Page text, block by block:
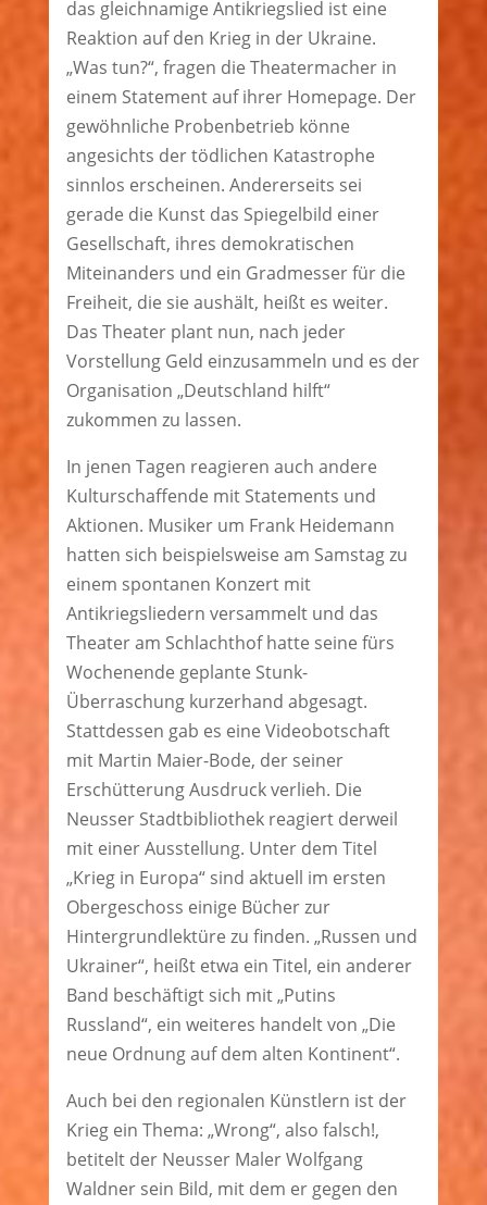
das gleichnamige Antikriegslied ist eine
Reaktion auf den Krieg in der Ukraine.
„Was tun?“, fragen die Theatermacher in
einem Statement auf ihrer Homepage. Der
gewöhnliche Probenbetrieb könne
angesichts der tödlichen Katastrophe
sinnlos erscheinen. Andererseits sei
gerade die Kunst das Spiegelbild einer
Gesellschaft, ihres demokratischen
Miteinanders und ein Gradmesser für die
Freiheit, die sie aushält, heißt es weiter.
Das Theater plant nun, nach jeder
Vorstellung Geld einzusammeln und es der
Organisation „Deutschland hilft“
zukommen zu lassen.
In jenen Tagen reagieren auch andere
Kulturschaffende mit Statements und
Aktionen. Musiker um Frank Heidemann
hatten sich beispielsweise am Samstag zu
einem spontanen Konzert mit
Antikriegsliedern versammelt und das
Theater am Schlachthof hatte seine fürs
Wochenende geplante Stunk-
Überraschung kurzerhand abgesagt.
Stattdessen gab es eine Videobotschaft
mit Martin Maier-Bode, der seiner
Erschütterung Ausdruck verlieh. Die
Neusser Stadtbibliothek reagiert derweil
mit einer Ausstellung. Unter dem Titel
„Krieg in Europa“ sind aktuell im ersten
Obergeschoss einige Bücher zur
Hintergrundlektüre zu finden. „Russen und
Ukrainer“, heißt etwa ein Titel, ein anderer
Band beschäftigt sich mit „Putins
Russland“, ein weiteres handelt von „Die
neue Ordnung auf dem alten Kontinent“.
Auch bei den regionalen Künstlern ist der
Krieg ein Thema: „Wrong“, also falsch!,
betitelt der Neusser Maler Wolfgang
Waldner sein Bild, mit dem er gegen den